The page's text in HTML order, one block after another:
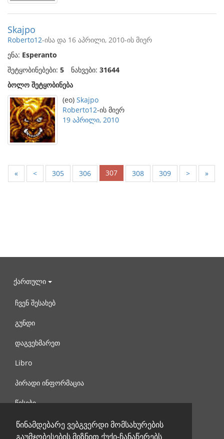
წინამდებარე ვებგვერდი მომსახურების
გაუმჯობესების მიზნით ქუქი-ჩანაწერებს
Skajpo
Roberto12-ისა და 16 აპრილი, 2010-ის მიერ
ენა: Esperanto
შეტყობინებები: 5 ნახვები: 31644
ბოლო შეტყობინება
(eo) Skajpo
Roberto12-ის მიერ
19 აპრილი, 2010
« < 305 306 307 308 309 > »
ქართული
ჩვენ შესახებ
გუნდი
დაგვეხმარეთ
Libro
პირადი ინფორმაცია
წესები
დაგვიკავშირდით